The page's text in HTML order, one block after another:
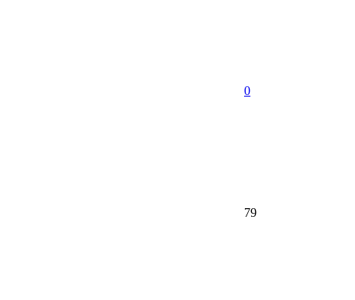
0
79